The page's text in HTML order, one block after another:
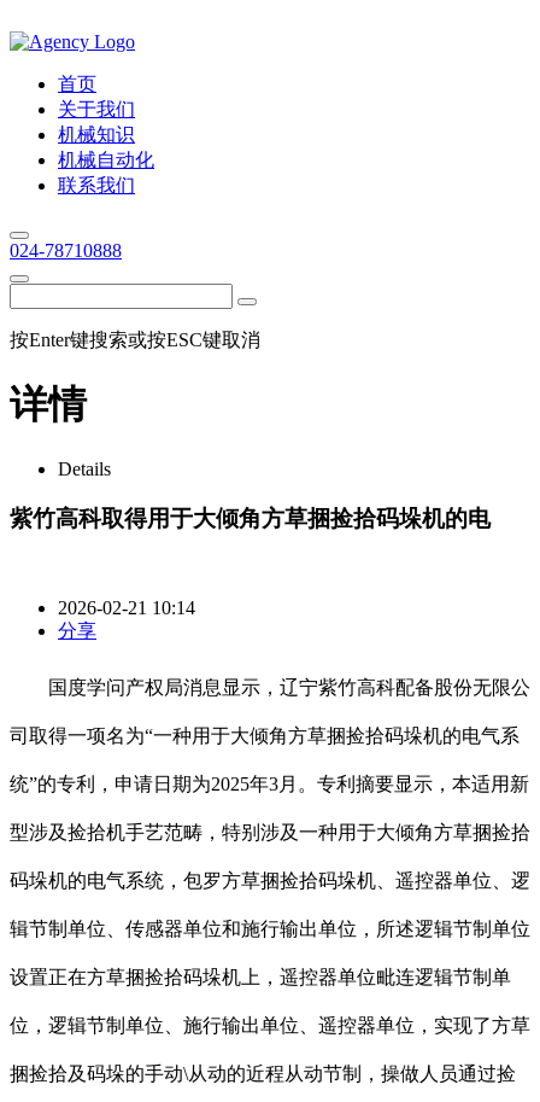
首页
关于我们
机械知识
机械自动化
联系我们
024-78710888
按Enter键搜索或按ESC键取消
详情
Details
紫竹高科取得用于大倾角方草捆捡拾码垛机的电
2026-02-21 10:14
分享
国度学问产权局消息显示，辽宁紫竹高科配备股份无限公
司取得一项名为“一种用于大倾角方草捆捡拾码垛机的电气系
统”的专利，申请日期为2025年3月。专利摘要显示，本适用新
型涉及捡拾机手艺范畴，特别涉及一种用于大倾角方草捆捡拾
码垛机的电气系统，包罗方草捆捡拾码垛机、遥控器单位、逻
辑节制单位、传感器单位和施行输出单位，所述逻辑节制单位
设置正在方草捆捡拾码垛机上，遥控器单位毗连逻辑节制单
位，逻辑节制单位、施行输出单位、遥控器单位，实现了方草
捆捡拾及码垛的手动\从动的近程从动节制，操做人员通过捡